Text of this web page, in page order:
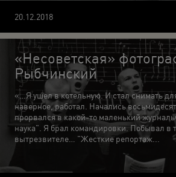
20.12.2018
«Несоветская»
Рыбчинский
«…Я ушел в котельную. И стал снимать
наверное, работал. Начались
прорвался в какой-то маленький
наука". Я брал командировки. Побывал в
вытрезвителе… "Жесткие репортаж...